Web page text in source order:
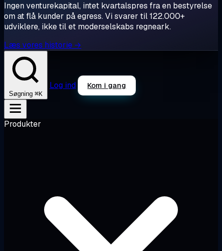
Ingen venturekapital, intet kvartalspres fra en bestyrelse
om at flå kunder på egress. Vi svarer til 122.000+
udviklere, ikke til et moderselskabs regneark.
Læs vores historie →
Søgning ⌘K
Log ind Kom i gang
Produkter